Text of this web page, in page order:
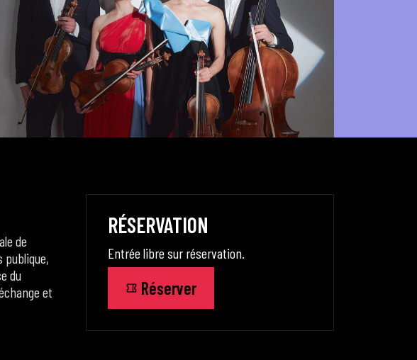
de
publique,
du
et
RÉSERVATION
Entrée libre sur réservation.
Réserver